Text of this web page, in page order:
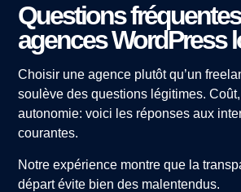
Questions
agences WordPress
Choisir une agence plutôt qu’un
soulève des questions légitimes.
autonomie: voici les réponses aux
courantes.
Notre expérience montre que la
départ évite bien des malentendus.